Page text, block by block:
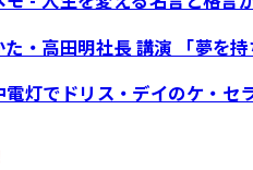
・高田明社長 講演 「夢を持
灯でドリス・デイのケ・セ